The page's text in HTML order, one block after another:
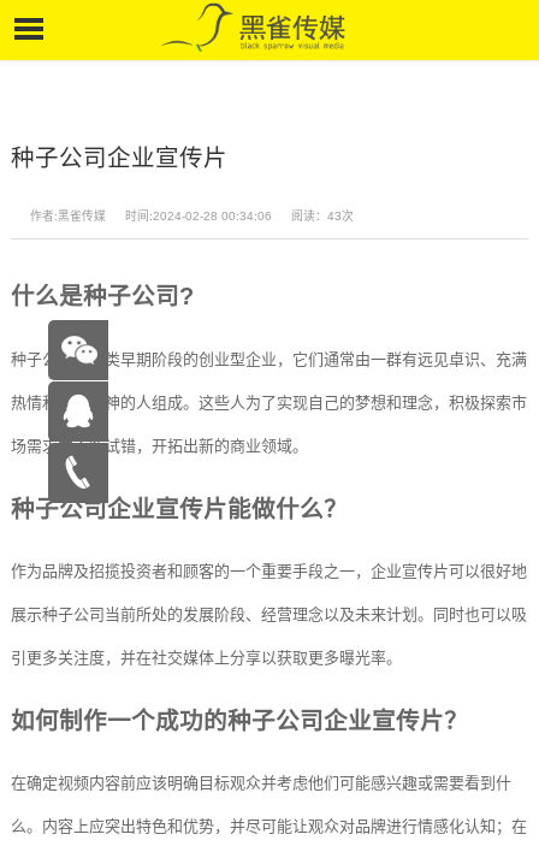
种子公司企业宣传片
作者:黑雀传媒 时间:2024-02-28 00:34:06 阅读：43次
什么是种子公司?
种子公司是一类早期阶段的创业型企业，它们通常由一群有远见卓识、充满
热情和创新精神的人组成。这些人为了实现自己的梦想和理念，积极探索市
场需求并不断试错，开拓出新的商业领域。
种子公司企业宣传片能做什么？
作为品牌及招揽投资者和顾客的一个重要手段之一，企业宣传片可以很好地
展示种子公司当前所处的发展阶段、经营理念以及未来计划。同时也可以吸
引更多关注度，并在社交媒体上分享以获取更多曝光率。
如何制作一个成功的种子公司企业宣传片？
在确定视频内容前应该明确目标观众并考虑他们可能感兴趣或需要看到什
么。内容上应突出特色和优势，并尽可能让观众对品牌进行情感化认知；在
在线咨